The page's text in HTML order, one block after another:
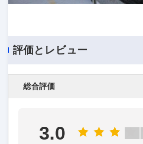
評価とレビュー
総合評価
3.0